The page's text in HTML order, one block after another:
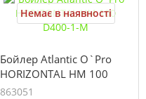
Немає в наявності
Бойлер Atlantic O`Pro
HORIZONTAL HM 100
D400-1-M
863051